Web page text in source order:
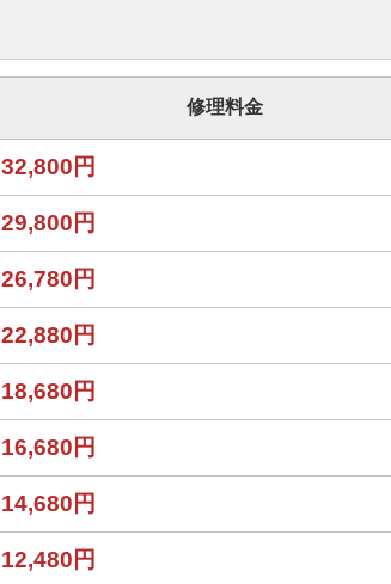
修理料金
32,800円
29,800円
26,780円
22,880円
18,680円
16,680円
14,680円
12,480円